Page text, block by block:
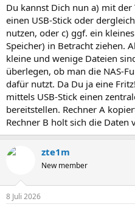
Du kannst Dich nun a) mit
einen USB-Stick oder
nutzen, oder c) ggf. ein
Speicher) in Betracht ziehen.
kleine und wenige Dateien
überlegen, ob man die NAS-
dafür nutzt. Da Du ja eine
mittels USB-Stick einen
bereitstellen. Rechner A
Rechner B holt sich die Daten
zte1m
New member
8 Juli 2026